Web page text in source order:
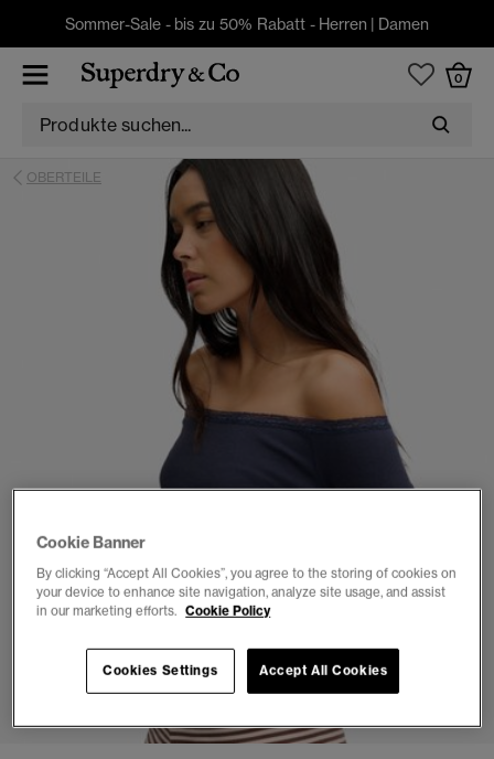
Sommer-Sale - bis zu 50% Rabatt - Herren | Damen
0
OBERTEILE
1 2 4 5
Cookie Banner
By clicking “Accept All Cookies”, you agree to the storing of cookies on
your device to enhance site navigation, analyze site usage, and assist
in our marketing efforts. Cookie Policy
Accept All Cookies
Cookies Settings